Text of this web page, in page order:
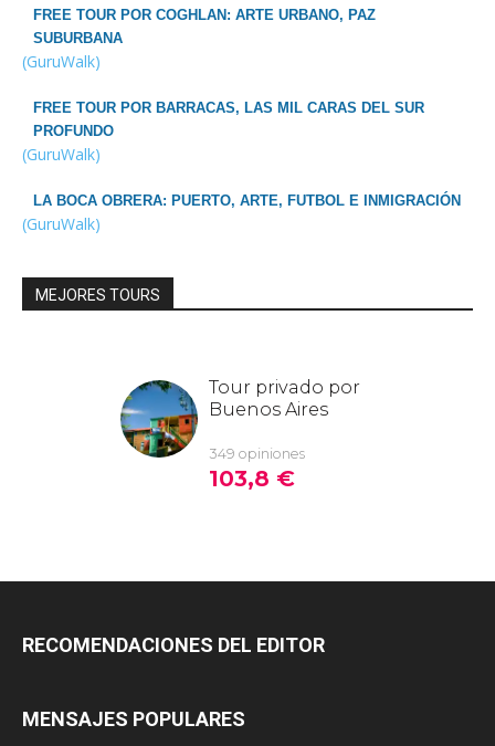
FREE TOUR POR COGHLAN: ARTE URBANO, PAZ
SUBURBANA
(GuruWalk)
FREE TOUR POR BARRACAS, LAS MIL CARAS DEL SUR
PROFUNDO
(GuruWalk)
LA BOCA OBRERA: PUERTO, ARTE, FUTBOL E INMIGRACIÓN
(GuruWalk)
MEJORES TOURS
RECOMENDACIONES DEL EDITOR
MENSAJES POPULARES